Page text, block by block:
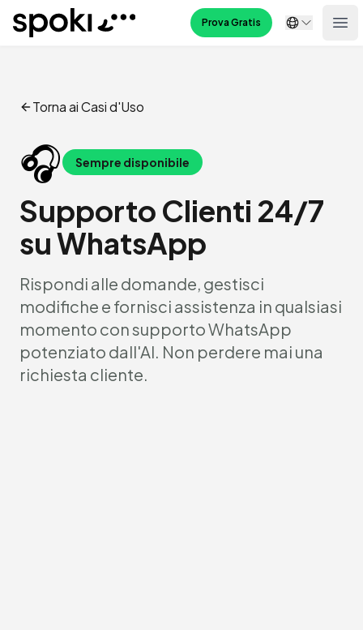
Spoki Prova Gratis
Torna ai Casi d'Uso
🎧 Sempre disponibile
Supporto Clienti 24/7
su WhatsApp
Rispondi alle domande, gestisci
modifiche e fornisci assistenza in qualsiasi
momento con supporto WhatsApp
potenziato dall'AI. Non perdere mai una
richiesta cliente.